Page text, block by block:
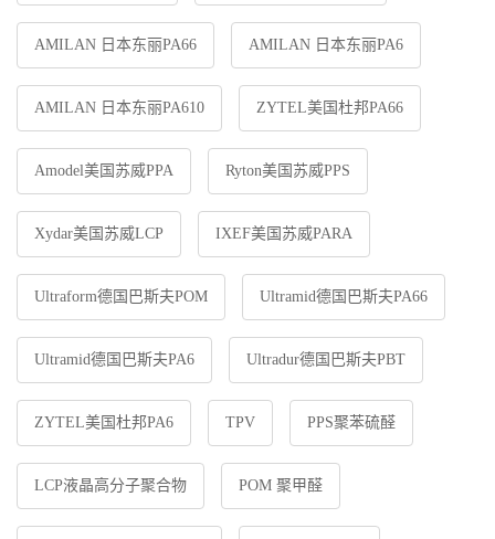
AMILAN 日本东丽PA66 AMILAN 日本东丽PA6
AMILAN 日本东丽PA610 ZYTEL美国杜邦PA66
Amodel美国苏威PPA Ryton美国苏威PPS
Xydar美国苏威LCP IXEF美国苏威PARA
Ultraform德国巴斯夫POM Ultramid德国巴斯夫PA66
Ultramid德国巴斯夫PA6 Ultradur德国巴斯夫PBT
ZYTEL美国杜邦PA6 TPV PPS聚苯硫醛
LCP液晶高分子聚合物 POM 聚甲醛